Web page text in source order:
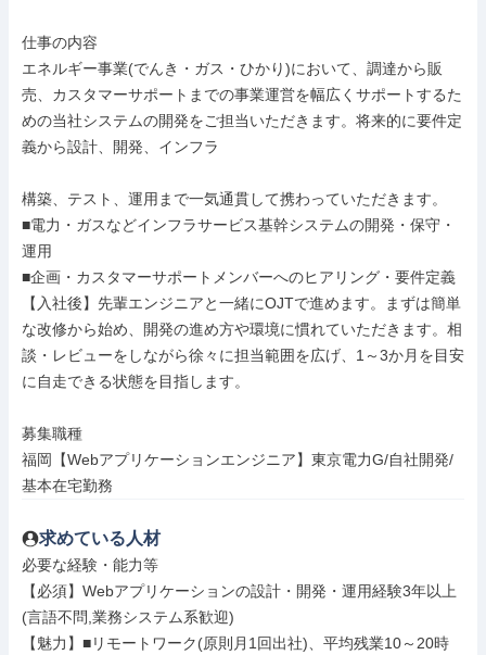
仕事の内容
エネルギー事業(でんき・ガス・ひかり)において、調達から販
売、カスタマーサポートまでの事業運営を幅広くサポートするた
めの当社システムの開発をご担当いただきます。将来的に要件定
義から設計、開発、インフラ
構築、テスト、運用まで一気通貫して携わっていただきます。
■電力・ガスなどインフラサービス基幹システムの開発・保守・
運用
■企画・カスタマーサポートメンバーへのヒアリング・要件定義
【入社後】先輩エンジニアと一緒にOJTで進めます。まずは簡単
な改修から始め、開発の進め方や環境に慣れていただきます。相
談・レビューをしながら徐々に担当範囲を広げ、1～3か月を目安
に自走できる状態を目指します。
募集職種
福岡【Webアプリケーションエンジニア】東京電力G/自社開発/
基本在宅勤務
求めている人材
必要な経験・能力等
【必須】Webアプリケーションの設計・開発・運用経験3年以上
(言語不問,業務システム系歓迎)
【魅力】■リモートワーク(原則月1回出社)、平均残業10～20時